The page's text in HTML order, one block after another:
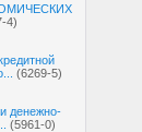
4)
(6269-5)
денежно-
(5961-0)